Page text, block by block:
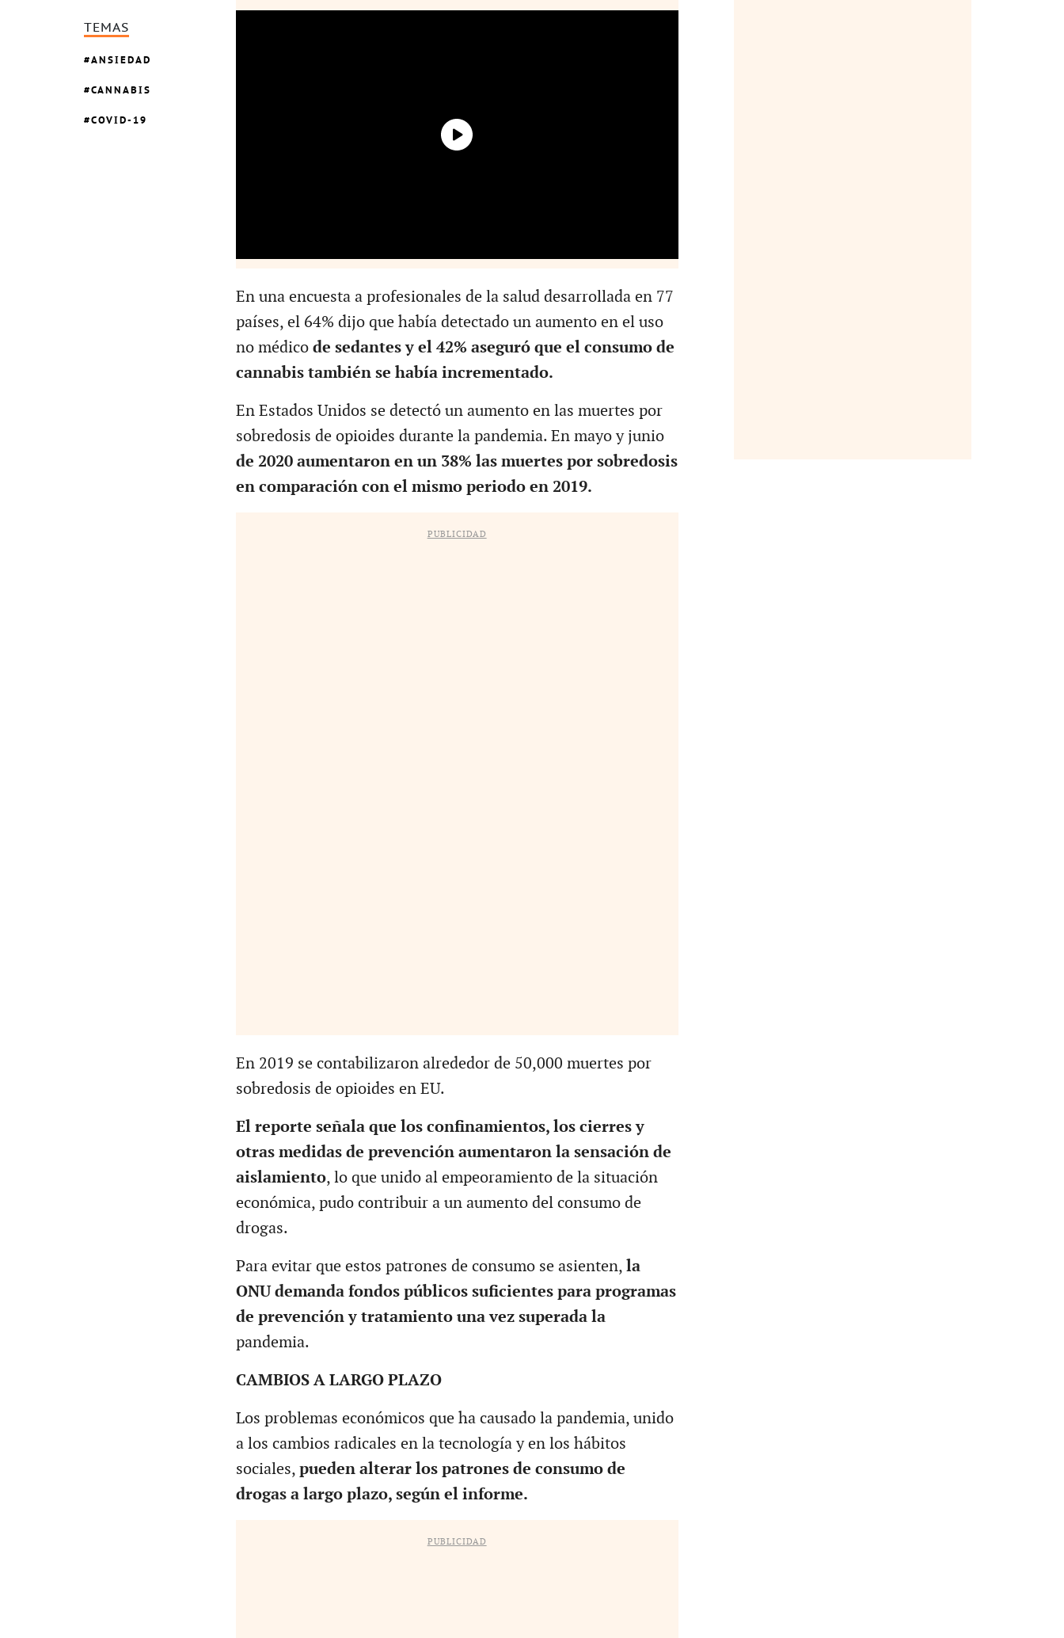
TEMAS
ANSIEDAD
CANNABIS
COVID-19
En una encuesta a profesionales de la salud desarrollada en 77
países, el 64% dijo que había detectado un aumento en el uso
no médico de sedantes y el 42% aseguró que el consumo de
cannabis también se había incrementado.
En Estados Unidos se detectó un aumento en las muertes por
sobredosis de opioides durante la pandemia. En mayo y junio
de 2020 aumentaron en un 38% las muertes por sobredosis
en comparación con el mismo periodo en 2019.
PUBLICIDAD
En 2019 se contabilizaron alrededor de 50,000 muertes por
sobredosis de opioides en EU.
El reporte señala que los confinamientos, los cierres y
otras medidas de prevención aumentaron la sensación de
aislamiento, lo que unido al empeoramiento de la situación
económica, pudo contribuir a un aumento del consumo de
drogas.
Para evitar que estos patrones de consumo se asienten, la
ONU demanda fondos públicos suficientes para programas
de prevención y tratamiento una vez superada la
pandemia.
CAMBIOS A LARGO PLAZO
Los problemas económicos que ha causado la pandemia, unido
a los cambios radicales en la tecnología y en los hábitos
sociales, pueden alterar los patrones de consumo de
drogas a largo plazo, según el informe.
PUBLICIDAD